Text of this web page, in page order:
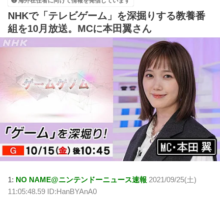
NHKで「テレビゲーム」を深掘りする教養番
組を10月放送。MCに本田翼さん
1: NO NAME@ニンテンドーニュース速報 2021/09/25(土)
11:05:48.59 ID:HanBYAnA0